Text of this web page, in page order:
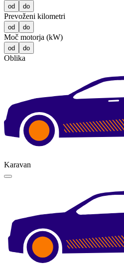
od do
Prevoženi kilometri
od do
Moč motorja (kW)
od do
Oblika
Karavan